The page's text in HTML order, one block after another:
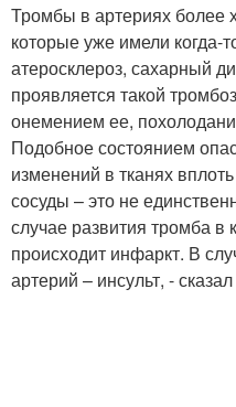
Тромбы в артериях более
которые уже имели когда-
атеросклероз, сахарный
проявляется такой
онемением ее,
Подобное состоянием
изменений в тканях
сосуды – это не
случае развития тромба в
происходит инфаркт. В
артерий – инсульт, -